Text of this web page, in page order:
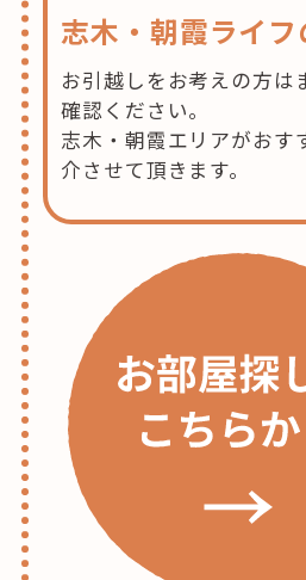
志木・朝霞ライ
お引越しをお考えの方は
確認ください。
志木・朝霞エリアがおす
介させて頂きます。